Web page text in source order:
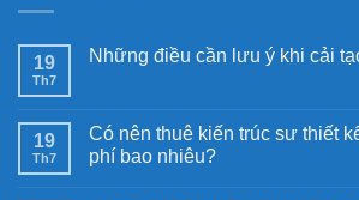
19
Th7
Những điều cần lưu ý khi cải
19
Th7
Có nên thuê kiến trúc sư thiết
phí bao nhiêu?